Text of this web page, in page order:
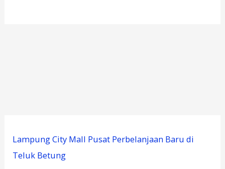
Lampung City Mall Pusat Perbelanjaan Baru di
Teluk Betung